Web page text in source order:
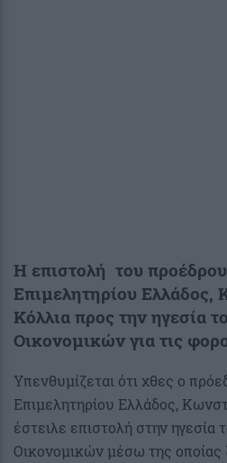
Η επιστολή του
Επιμελητηρίου Ελλάδος,
Κόλλια προς την ηγεσία
Οικονομικών για τις
Υπενθυμίζεται ότι χθες ο
Επιμελητηρίου Ελλάδος,
έστειλε επιστολή στην ηγεσία
Οικονομικών μέσω της οποίας